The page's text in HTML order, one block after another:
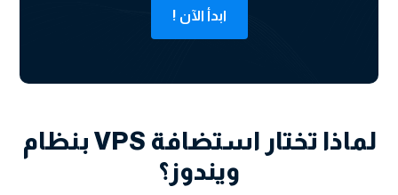
ابدأ الآن !
لماذا تختار استضافة VPS بنظام
ويندوز؟